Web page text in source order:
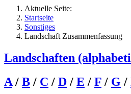
Aktuelle Seite:
Startseite
Sonstiges
Landschaft Zusammenfassung
Landschaften
A / B / C / D / E / F / G /